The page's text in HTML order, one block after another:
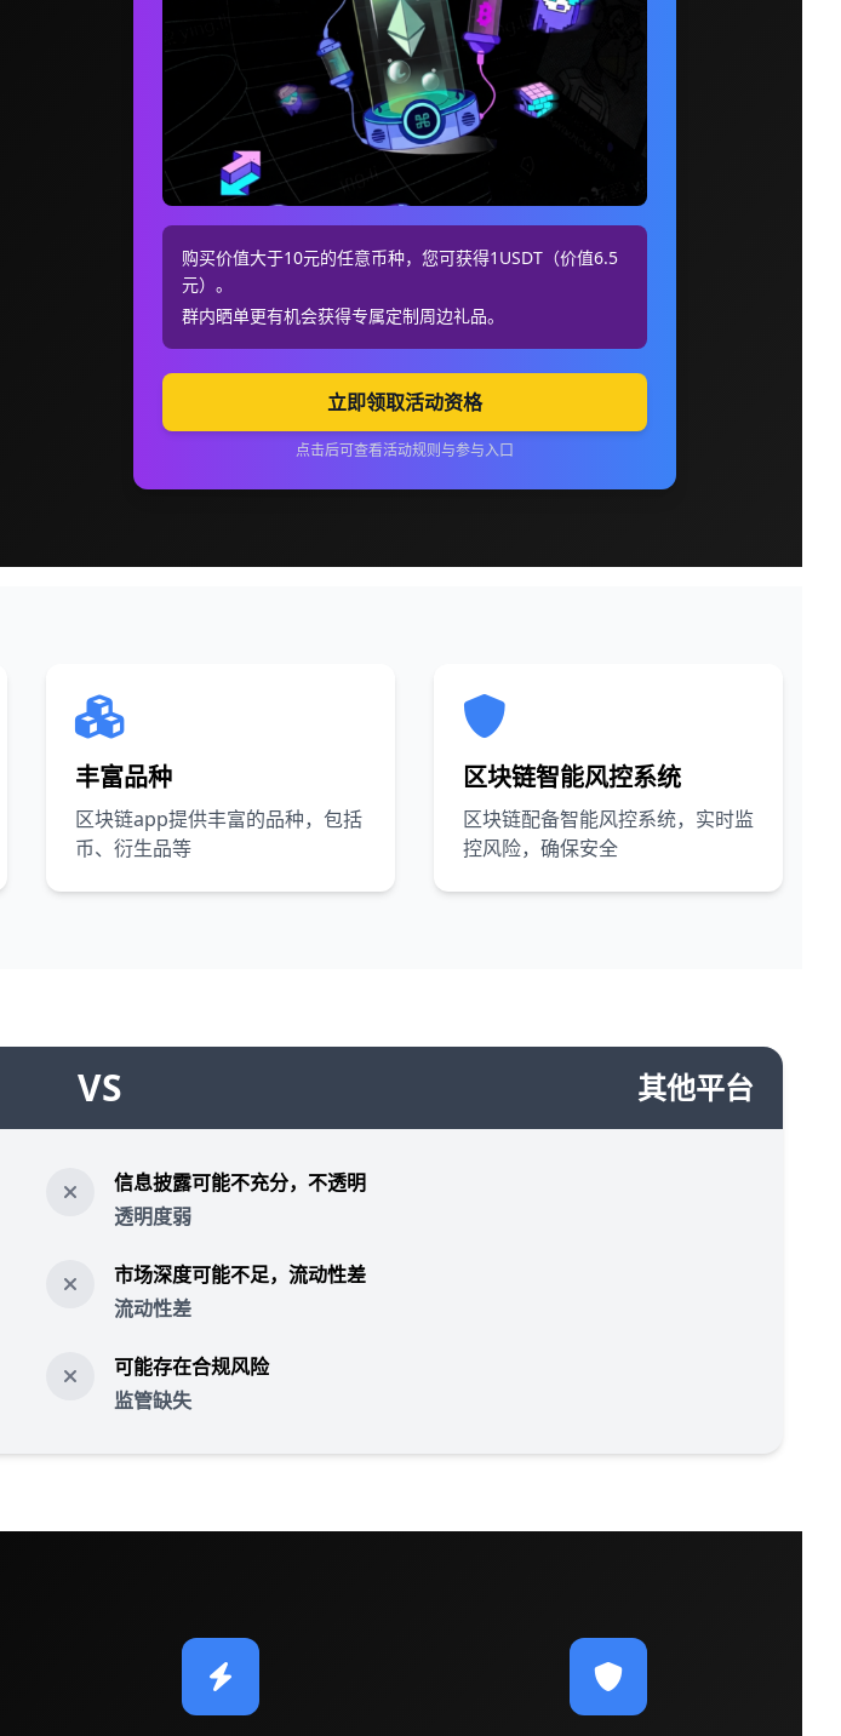
购买价值大于10元的任意币种，您可获得1USDT（价值6.5
元）。
群内晒单更有机会获得专属定制周边礼品。
立即领取活动资格
点击后可查看活动规则与参与入口
丰富品种
区块链app提供丰富的品种，包括
币、衍生品等
区块链智能风控系统
区块链配备智能风控系统，实时监
控风险，确保安全
VS 其他平台
信息披露可能不充分，不透明
透明度弱
市场深度可能不足，流动性差
流动性差
可能存在合规风险
监管缺失